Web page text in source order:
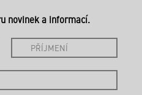
novinek a informací.